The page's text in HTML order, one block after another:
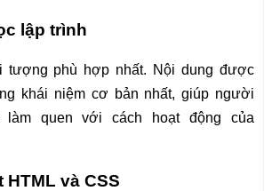
lập trình
tượng phù hợp nhất. Nội dung được
khái niệm cơ bản nhất, giúp người
quen với cách hoạt động của
và CSS